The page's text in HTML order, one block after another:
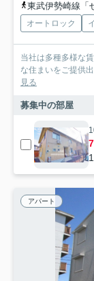
東武伊勢崎線「
オートロック
当社は多種多様な
な住まいをご提供
見る
募集中の部屋
アパート